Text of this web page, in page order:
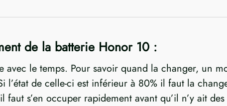
de la batterie Honor 10 :
avec le temps. Pour savoir quand la changer, un
l’état de celle-ci est inférieur à 80% il faut la
faut s’en occuper rapidement avant qu’il n’y ait